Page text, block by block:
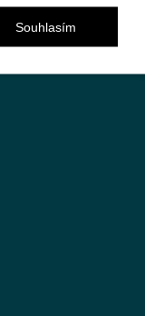
Souhlasím